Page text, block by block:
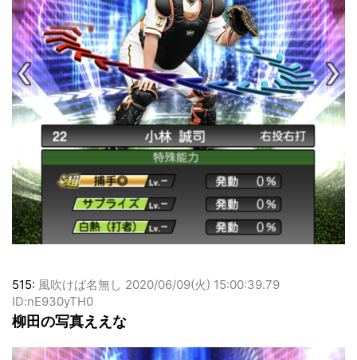
515: 風吹けば名無し 2020/06/09(火) 15:00:39.79
ID:nE930yTH0
柳田の写真ええな